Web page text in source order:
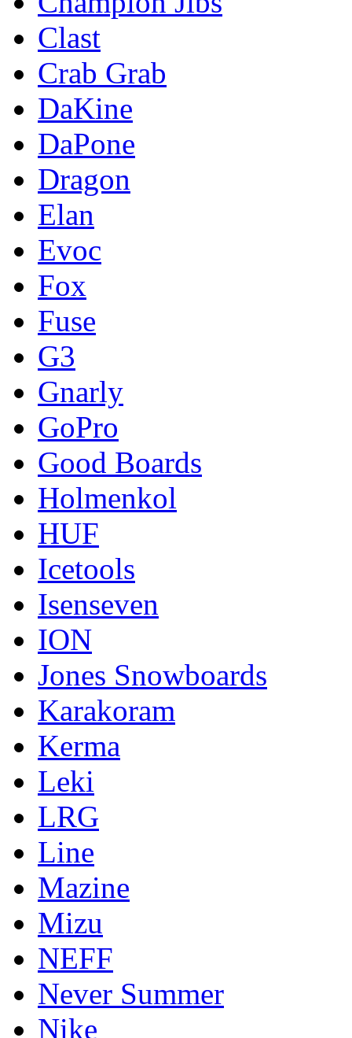
Clast
Crab Grab
DaKine
DaPone
Dragon
Elan
Evoc
Fox
Fuse
G3
Gnarly
GoPro
Good Boards
Holmenkol
HUF
Icetools
Isenseven
ION
Jones Snowboards
Karakoram
Kerma
Leki
LRG
Line
Mazine
Mizu
NEFF
Never Summer
Nike